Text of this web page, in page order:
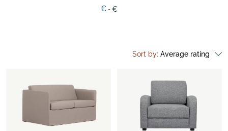
€ €
Sort by: Average rating